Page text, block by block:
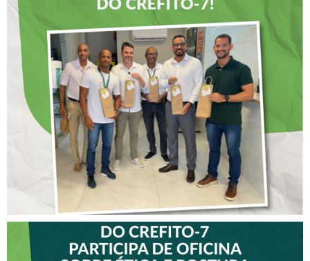
DIA DOS PAIS É
ANTECIPADO PARA
COLABORADORES DO
CREFITO-7